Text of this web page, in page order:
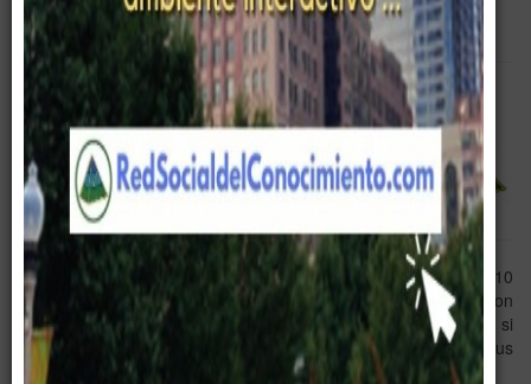
Empty
Pirámide Digital Destacados Corporativo Gerencia App
Hace ya algún tiempo que anda circulando una lista de las 10
obras más leídas en el mundo, pero nos apetecía compartirla con
todos vosotros, e incluso saber si has leído alguno de ellos o si
estas obras que se mencionan a continuación están entre tus
lecturas favoritas.